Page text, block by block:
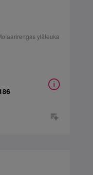
yläleuka